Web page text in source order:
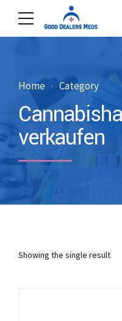
Home Category
verkaufen
Showing the single result